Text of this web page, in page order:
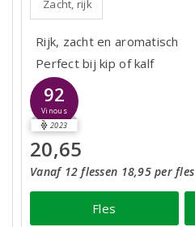
Zacht, rijk
Rijk, zacht en aromatisch
Perfect bij kip of kalf
92
Vinous
2023
20,65
Vanaf 12 flessen 18,95 per fles
Fles